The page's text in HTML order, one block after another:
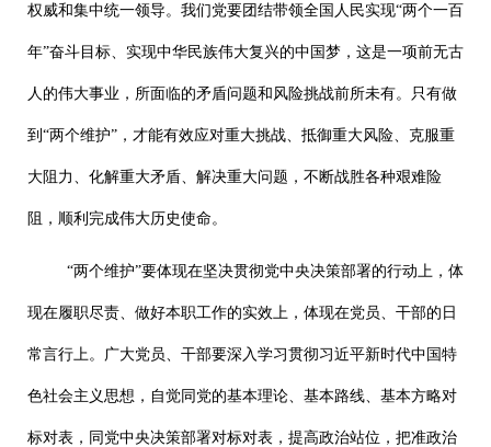
权威和集中统一领导。我们党要团结带领全国人民实现“两个一百
年”奋斗目标、实现中华民族伟大复兴的中国梦，这是一项前无古
人的伟大事业，所面临的矛盾问题和风险挑战前所未有。只有做
到“两个维护”，才能有效应对重大挑战、抵御重大风险、克服重
大阻力、化解重大矛盾、解决重大问题，不断战胜各种艰难险
阻，顺利完成伟大历史使命。
“两个维护”要体现在坚决贯彻党中央决策部署的行动上，体
现在履职尽责、做好本职工作的实效上，体现在党员、干部的日
常言行上。广大党员、干部要深入学习贯彻习近平新时代中国特
色社会主义思想，自觉同党的基本理论、基本路线、基本方略对
标对表，同党中央决策部署对标对表，提高政治站位，把准政治